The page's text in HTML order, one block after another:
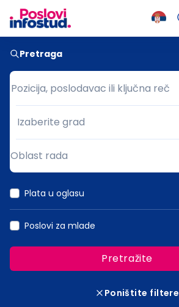
Pretraga
Pozicija, poslodavac ili ključna reč
Pozicija, poslodavac ili ključna reč
Grad
Izaberite grad
Oblast rada
Plata u oglasu
Poslovi za mlade
Pretražite
Poništite filtere